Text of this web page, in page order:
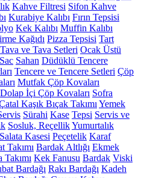
Kahve Filtresi Sifon Kahve
Kurabiye Kalıbı Fırın Tepsisi
Kek Kalıbı Muffin Kalıbı
Kağıdı Pizza Tepsisi Tart
Tava ve Tava Setleri Ocak Üstü
Sahan Düdüklü Tencere
Tencere ve Tencere Setleri Çöp
Mutfak Çöp Kovaları
Dolap İçi Çöp Kovaları Sofra
Kaşık Bıçak Takımı Yemek
Sürahi Kase Tepsi Servis ve
Sosluk, ReçellikYumurtalık
Salata Kasesi Peçetelik Karaf
Takımı Bardak Altlığı Ekmek
Takımı Kek Fanusu Bardak Viski
Bardağı Rakı Bardağı Kadeh